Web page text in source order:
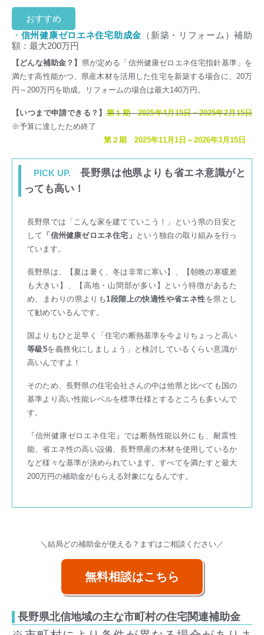
おすすめ
・ 信州健康ゼロエネ住宅助成金 （新築・リフォーム）補助
額：最大200万円
【どんな補助金？】 県が定める「信州健康ゼロエネ住宅指針基準」を
満たす高性能かつ、県産木材を活用した住宅を新築する場合に、20万
円～200万円を助成。リフォームの場合は最大140万円。
【いつまで申請できる？】第１期 2025年4月15日～2025年2月15日
※予算に達したため終了
第２期 2025年11月1日～2026年3月15日
PICK UP.長野県は他県よりも省エネ意識がと
っても高い！
長野県では「こんな家を建てていこう！」という県の目安と
して 「信州健康ゼロエネ住宅」 という独自の取り組みを行っ
ています。
長野県は、【夏は暑く、冬は非常に寒い】、【朝晩の寒暖差
も大きい】、【高地・山間部が多い】という特徴があるた
め、まわりの県よりも 1段階上の快適性や省エネ性を県とし
て勧めているんです。
国よりもひと足早く「住宅の断熱基準を今よりちょっと高い
等級5を義務化にしましょう」と検討しているくらい意識が
高いんですよ！
そのため、長野県の住宅会社さんの中は他県と比べても国の
基準より高い性能レベルを標準仕様とするところも多いんで
す。
『信州健康ゼロエネ住宅』では断熱性能以外にも、耐震性
能、省エネ性の高い設備、長野県産の木材を使用しているか
など様々な基準が決められています。すべてを満たすと最大
200万円の補助金がもらえる対象になるんです。
＼結局どの補助金が使える？まずはご相談ください／
無料相談はこちら
長野県北信地域の主な市町村の住宅関連補助金